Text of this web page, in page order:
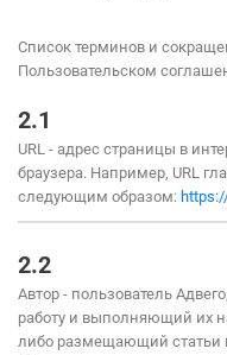
Список терминов и
Пользовательском
2.1
URL - адрес страницы в
браузера. Например, URL
следующим образом:
2.2
Автор - пользователь
работу и выполняющий их
либо размещающий статьи